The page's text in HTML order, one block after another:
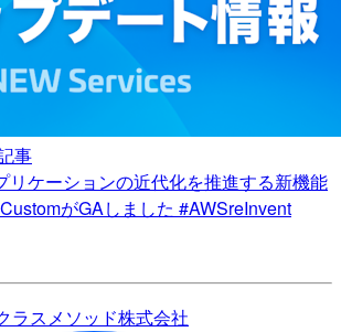
事
リケーションの近代化を推進する新機能
がGAしました #AWSreInvent
ラスメソッド株式会社